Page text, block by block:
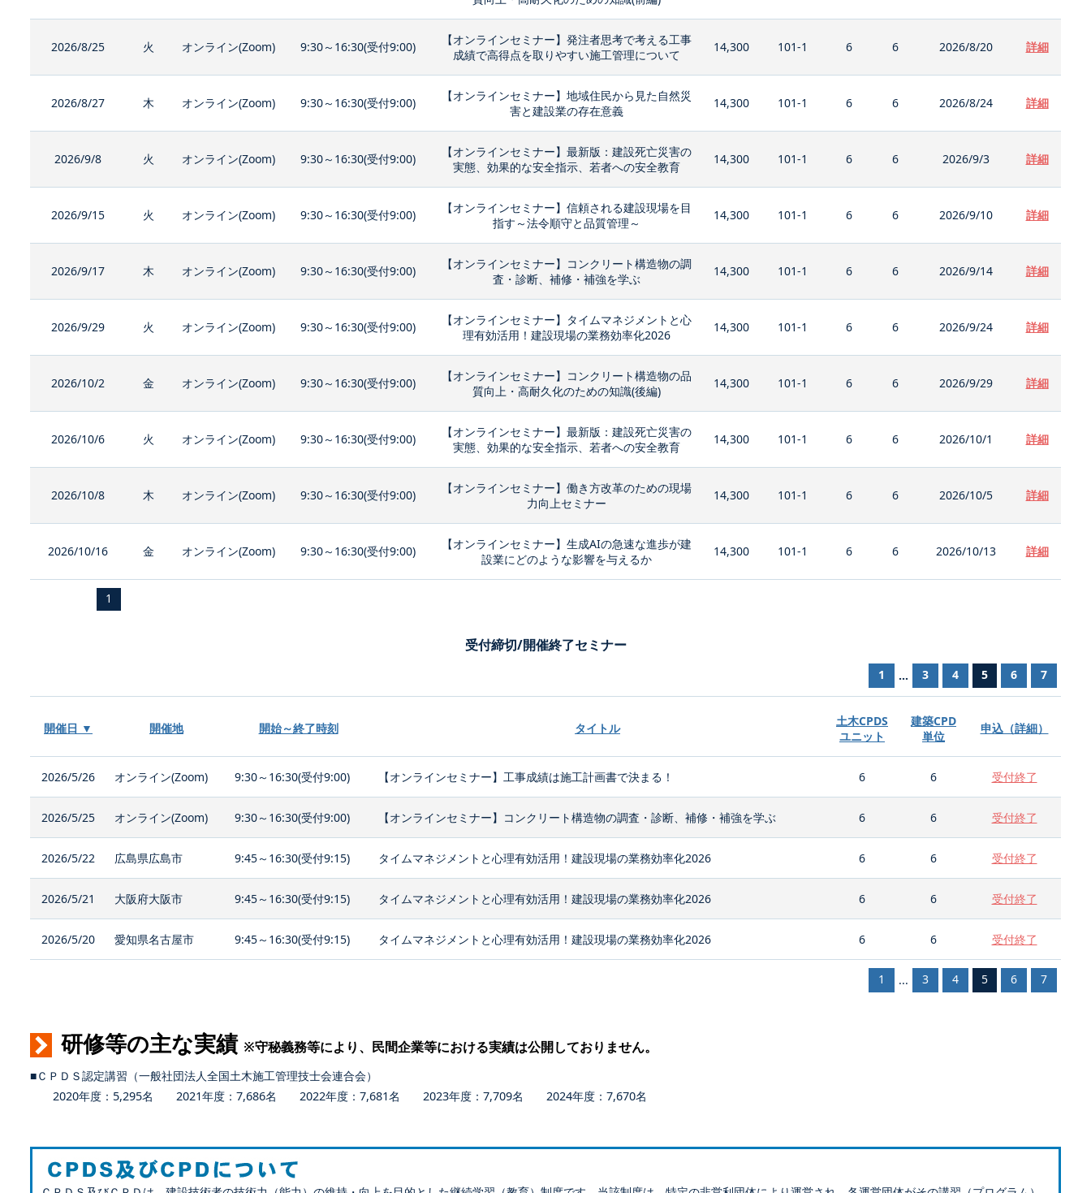
2026/8/25 火 オンライン(Zoom) 9:30～16:30(受付9:00)
【オンラインセミナー】発注者思考で考える工事
成績で高得点を取りやすい施工管理について
14,300 101-1 6 6 2026/8/20 詳細
2026/8/27 木 オンライン(Zoom) 9:30～16:30(受付9:00)
【オンラインセミナー】地域住民から見た自然災
害と建設業の存在意義
14,300 101-1 6 6 2026/8/24 詳細
2026/9/8 火 オンライン(Zoom) 9:30～16:30(受付9:00)
【オンラインセミナー】最新版：建設死亡災害の
実態、効果的な安全指示、若者への安全教育
14,300 101-1 6 6 2026/9/3 詳細
2026/9/15 火 オンライン(Zoom) 9:30～16:30(受付9:00)
【オンラインセミナー】信頼される建設現場を目
指す～法令順守と品質管理～
14,300 101-1 6 6 2026/9/10 詳細
2026/9/17 木 オンライン(Zoom) 9:30～16:30(受付9:00)
【オンラインセミナー】コンクリート構造物の調
査・診断、補修・補強を学ぶ
14,300 101-1 6 6 2026/9/14 詳細
2026/9/29 火 オンライン(Zoom) 9:30～16:30(受付9:00)
【オンラインセミナー】タイムマネジメントと心
理有効活用！建設現場の業務効率化2026
14,300 101-1 6 6 2026/9/24 詳細
2026/10/2 金 オンライン(Zoom) 9:30～16:30(受付9:00)
【オンラインセミナー】コンクリート構造物の品
質向上・高耐久化のための知識(後編)
14,300 101-1 6 6 2026/9/29 詳細
2026/10/6 火 オンライン(Zoom) 9:30～16:30(受付9:00)
【オンラインセミナー】最新版：建設死亡災害の
実態、効果的な安全指示、若者への安全教育
14,300 101-1 6 6 2026/10/1 詳細
2026/10/8 木 オンライン(Zoom) 9:30～16:30(受付9:00)
【オンラインセミナー】働き方改革のための現場
力向上セミナー
14,300 101-1 6 6 2026/10/5 詳細
2026/10/16 金 オンライン(Zoom) 9:30～16:30(受付9:00)
【オンラインセミナー】生成AIの急速な進歩が建
設業にどのような影響を与えるか
14,300 101-1 6 6 2026/10/13 詳細
1
受付締切/開催終了セミナー
1 ... 3 4 5 6 7
開催日 ▼ 開催地 開始～終了時刻 タイトル
土木CPDS
ユニット
建築CPD
単位
申込（詳細）
2026/5/26 オンライン(Zoom) 9:30～16:30(受付9:00) 【オンラインセミナー】工事成績は施工計画書で決まる！ 6 6 受付終了
2026/5/25 オンライン(Zoom) 9:30～16:30(受付9:00) 【オンラインセミナー】コンクリート構造物の調査・診断、補修・補強を学ぶ 6 6 受付終了
2026/5/22 広島県広島市 9:45～16:30(受付9:15) タイムマネジメントと心理有効活用！建設現場の業務効率化2026 6 6 受付終了
2026/5/21 大阪府大阪市 9:45～16:30(受付9:15) タイムマネジメントと心理有効活用！建設現場の業務効率化2026 6 6 受付終了
2026/5/20 愛知県名古屋市 9:45～16:30(受付9:15) タイムマネジメントと心理有効活用！建設現場の業務効率化2026 6 6 受付終了
1 ... 3 4 5 6 7
研修等の主な実績 ※守秘義務等により、民間企業等における実績は公開しておりません。
■ＣＰＤＳ認定講習（一般社団法人全国土木施工管理技士会連合会）
2020年度：5,295名 2021年度：7,686名 2022年度：7,681名 2023年度：7,709名 2024年度：7,670名